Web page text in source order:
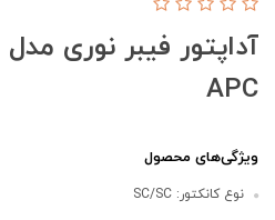
APC
ویژگی‌های محصول
نوع کانکتور: SC/SC